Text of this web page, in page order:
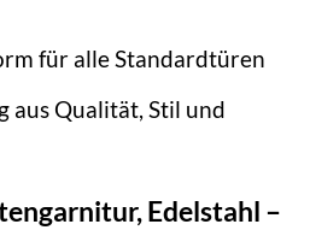
für alle Standardtüren
aus Qualität, Stil und
Edelstahl –